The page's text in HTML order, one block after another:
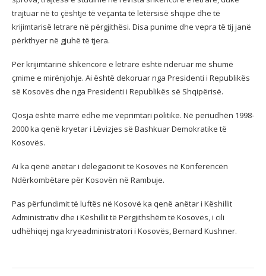
trajtuar në to çështje të veçanta të letërsisë shqipe dhe të
krijimtarisë letrare në përgjithësi. Disa punime dhe vepra të tij janë
përkthyer në gjuhë të tjera.
Për krijimtarinë shkencore e letrare është nderuar me shumë
çmime e mirënjohje. Ai është dekoruar nga Presidenti i Republikës
së Kosovës dhe nga Presidenti i Republikës së Shqipërisë.
Qosja është marrë edhe me veprimtari politike. Në periudhën 1998-
2000 ka qenë kryetar i Lëvizjes së Bashkuar Demokratike të
Kosovës.
Ai ka qenë anëtar i delegacionit të Kosovës në Konferencën
Ndërkombëtare për Kosovën në Rambuje.
Pas përfundimit të luftës në Kosovë ka qenë anëtar i Këshillit
Administrativ dhe i Këshillit të Përgjithshëm të Kosovës, i cili
udhëhiqej nga kryeadministratori i Kosovës, Bernard Kushner.